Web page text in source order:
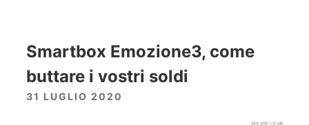
Smartbox Emozione3, come
buttare i vostri soldi
31 LUGLIO 2020